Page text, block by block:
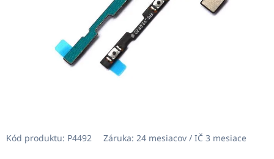
Kód produktu: P4492 Záruka: 24 mesiacov / IČ 3 mesiace